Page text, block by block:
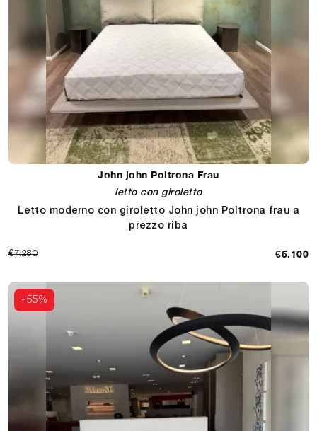
John john Poltrona Frau
letto con giroletto
Letto moderno con giroletto John john Poltrona frau a
prezzo riba
€7.280 €5.100
-55%